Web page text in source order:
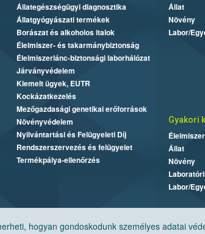
hogyan gondoskodunk személyes adatai
Állategészségügyi diagnosztika
Állatgyógyászati termékek
Borászat és alkoholos italok
Élelmiszer- és takarmánybiztonság
Élelmiszerlánc-biztonsági laborhálózat
Járványvédelem
Kiemelt ügyek, EUTR
Kockázatkezelés
Mezőgazdasági genetikai erőforrások
Növényvédelem
Nyilvántartási és Felügyeleti Díj
Rendszerszervezés és felügyelet
Termékpálya-ellenőrzés
Állat
Növény
Labor/
Gyakori
Élelmiszer
Állat
Növény
Labor/